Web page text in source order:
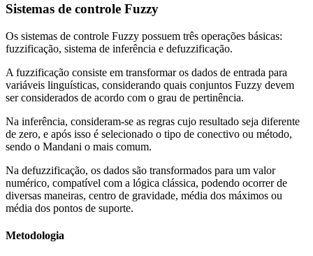
Sistemas de controle Fuzzy
Os sistemas de controle Fuzzy possuem três operações básicas:
fuzzificação, sistema de inferência e defuzzificação.
A fuzzificação consiste em transformar os dados de entrada para
variáveis linguísticas, considerando quais conjuntos Fuzzy devem
ser considerados de acordo com o grau de pertinência.
Na inferência, consideram-se as regras cujo resultado seja diferente
de zero, e após isso é selecionado o tipo de conectivo ou método,
sendo o Mandani o mais comum.
Na defuzzificação, os dados são transformados para um valor
numérico, compatível com a lógica clássica, podendo ocorrer de
diversas maneiras, centro de gravidade, média dos máximos ou
média dos pontos de suporte.
Metodologia